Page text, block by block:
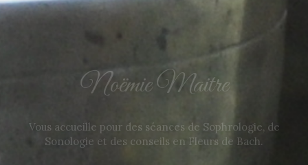
Vous accueille pour des séances de Sophrologie, de
Sonologie et des conseils en Fleurs de Bach.
Contactez-Nous